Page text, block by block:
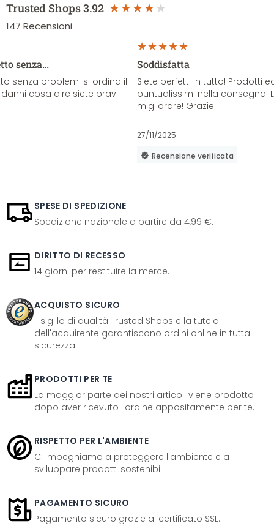
Trusted Shops3.92
147 Recensioni
senza…
senza problemi si ordina il
cosa dire siete bravi.
Soddisfatta
Siete perfetti in tutto! Prodotti
puntualissimi nella consegna.
migliorare! Grazie!
27/11/2025
Recensione verificata
SPESE DI SPEDIZIONE
Spedizione nazionale a partire da 4,99 €.
DIRITTO DI RECESSO
14 giorni per restituire la merce.
ACQUISTO SICURO
Il sigillo di qualità Trusted Shops e la tutela
dell'acquirente garantiscono ordini online in tutta
sicurezza.
PRODOTTI PER TE
La maggior parte dei nostri articoli viene prodotto
dopo aver ricevuto l'ordine appositamente per te.
RISPETTO PER L'AMBIENTE
Ci impegniamo a proteggere l'ambiente e a
sviluppare prodotti sostenibili.
PAGAMENTO SICURO
Pagamento sicuro grazie al certificato SSL.